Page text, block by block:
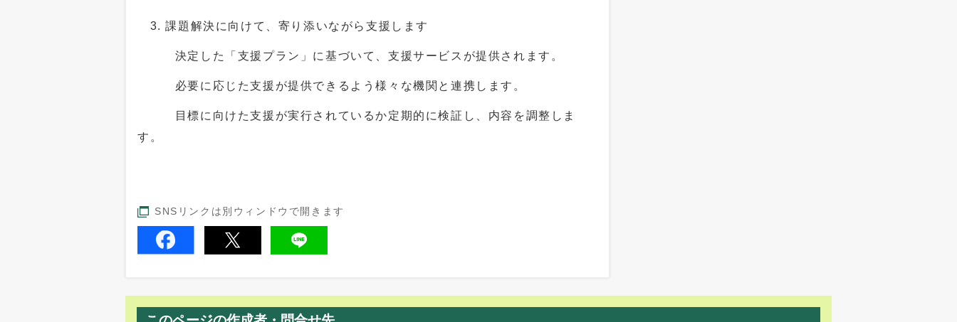
3.課題解決に向けて、寄り添いながら支援します
決定した「支援プラン」に基づいて、支援サービスが提供されます。
必要に応じた支援が提供できるよう様々な機関と連携します。
目標に向けた支援が実行されているか定期的に検証し、内容を調整しま
す。
SNSリンクは別ウィンドウで開きます